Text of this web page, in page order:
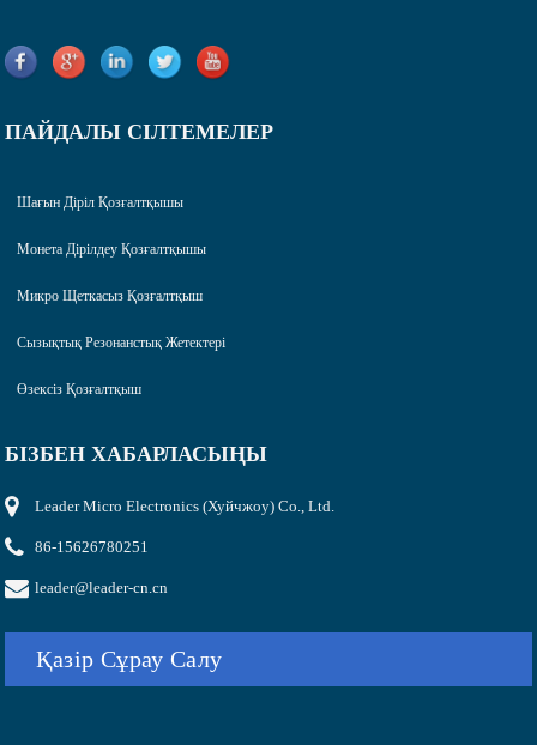
ПАЙДАЛЫ СІЛТЕМЕЛЕР
Шағын Діріл Қозғалтқышы
Монета Дірілдеу Қозғалтқышы
Микро Щеткасыз Қозғалтқыш
Сызықтық Резонанстық Жетектері
Өзексіз Қозғалтқыш
БІЗБЕН ХАБАРЛАСЫҢЫ
Leader Micro Electronics (Хуйчжоу) Co., Ltd.
86-15626780251
leader@leader-cn.cn
Қазір Сұрау Салу